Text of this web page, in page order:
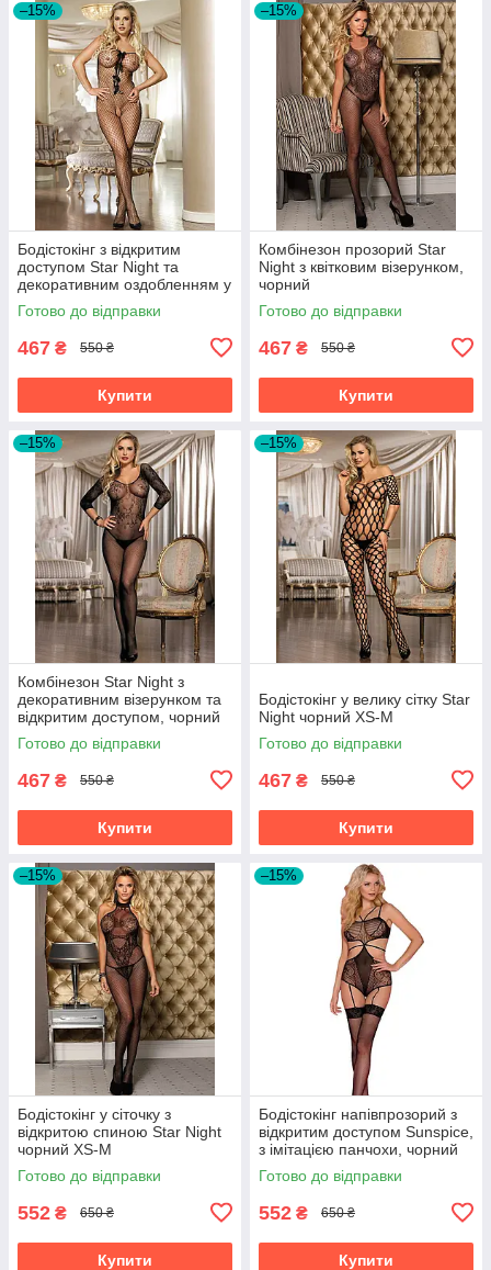
–15%
Бодістокінг з відкритим
доступом Star Night та
декоративним оздобленням у
вигляді бантиків, чорний
Готово до відправки
467 ₴ 550 ₴
Купити
–15%
Комбінезон прозорий Star
Night з квітковим візерунком,
чорний
Готово до відправки
467 ₴ 550 ₴
Купити
–15%
Комбінезон Star Night з
декоративним візерунком та
відкритим доступом, чорний
Готово до відправки
467 ₴ 550 ₴
Купити
–15%
Бодістокінг у велику сітку Star
Night чорний XS-M
Готово до відправки
467 ₴ 550 ₴
Купити
–15%
Бодістокінг у сіточку з
відкритою спиною Star Night
чорний XS-M
Готово до відправки
552 ₴ 650 ₴
Купити
–15%
Бодістокінг напівпрозорий з
відкритим доступом Sunspice,
з імітацією панчохи, чорний
Готово до відправки
552 ₴ 650 ₴
Купити